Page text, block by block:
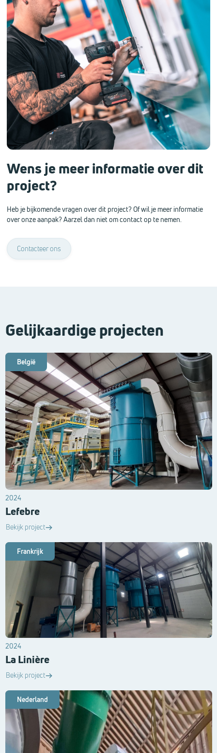
Wens je meer informatie over dit
project?
Heb je bijkomende vragen over dit project? Of wil je meer informatie
over onze aanpak? Aarzel dan niet om contact op te nemen.
Contacteer ons
Gelijkaardige projecten
België
2024
Lefebre
Bekijk project
Frankrijk
2024
La Linière
Bekijk project
Nederland